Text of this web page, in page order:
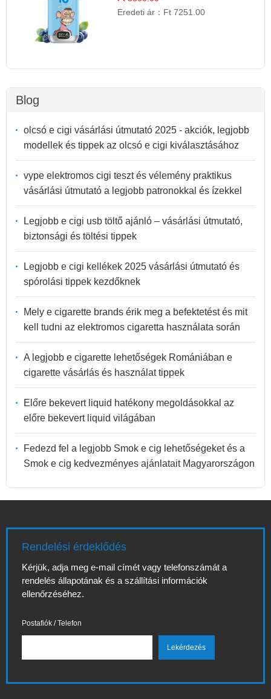
Eredeti ár： Ft 7251.00
Blog
olcsó e cigi vásárlási útmutató 2025 - akciók, legjobb
modellek és tippek az olcsó e cigi kiválasztásához
vype elektromos cigi teszt és vélemény praktikus
vásárlási útmutató a legjobb patronokkal és ízekkel
Legjobb e cigi usb töltő ajánló – vásárlási útmutató,
biztonsági és töltési tippek
Legjobb e cigi kellékek 2025 vásárlási útmutató és
spórolási tippek kezdőknek
Mely e cigarette brands érik meg a befektetést és mit
kell tudni az elektromos cigaretta használata során
A legjobb e cigarette lehetőségek Romániában e
cigarette vásárlás és használat tippek
Előre bekevert liquid hatékony megoldásokkal az
előre bekevert liquid világában
Fedezd fel a legjobb Smok e cig lehetőségeket és a
Smok e cig kedvezményes ajánlatait Magyarországon
Rendelési érdeklődés
Kérjük, adja meg e-mail címét vagy telefonszámát a
rendelés állapotának és a szállítási információk
ellenőrzéséhez.
Postafiók / Telefon